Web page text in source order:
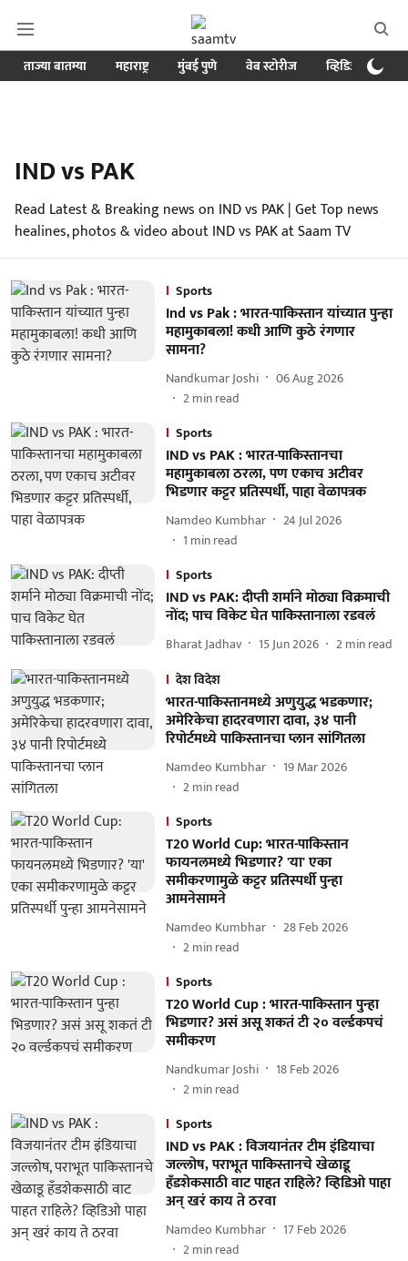
ताज्या बातम्या महाराष्ट्र मुंबई पुणे वेब स्टोरीज व्हिडिओ
IND vs PAK
Read Latest & Breaking news on IND vs PAK | Get Top news
healines, photos & video about IND vs PAK at Saam TV
Sports
Ind vs Pak : भारत-पाकिस्तान यांच्यात पुन्हा
महामुकाबला! कधी आणि कुठे रंगणार
सामना?
Nandkumar Joshi
06 Aug 2026
2min read
Sports
IND vs PAK : भारत-पाकिस्तानचा
महामुकाबला ठरला, पण एकाच अटीवर
भिडणार कट्टर प्रतिस्पर्धी, पाहा वेळापत्रक
Namdeo Kumbhar
24 Jul 2026
1 min read
Sports
IND vs PAK: दीप्ती शर्माने मोठ्या विक्रमाची
नोंद; पाच विकेट घेत पाकिस्तानाला रडवलं
Bharat Jadhav 15 Jun 2026 2min read
देश विदेश
भारत-पाकिस्तानमध्ये अणुयुद्ध भडकणार;
अमेरिकेचा हादरवणारा दावा, ३४ पानी
रिपोर्टमध्ये पाकिस्तानचा प्लान सांगितला
Namdeo Kumbhar
19 Mar 2026
2min read
Sports
T20 World Cup: भारत-पाकिस्तान
फायनलमध्ये भिडणार? 'या' एका
समीकरणामुळे कट्टर प्रतिस्पर्धी पुन्हा
आमनेसामने
Namdeo Kumbhar
28 Feb 2026
2min read
Sports
T20 World Cup : भारत-पाकिस्तान पुन्हा
भिडणार? असं असू शकतं टी २० वर्ल्डकपचं
समीकरण
Nandkumar Joshi
18 Feb 2026
2min read
Sports
IND vs PAK : विजयानंतर टीम इंडियाचा
जल्लोष, पराभूत पाकिस्तानचे खेळाडू
हँडशेकसाठी वाट पाहत राहिले? व्हिडिओ पाहा
अन् खरं काय ते ठरवा
Namdeo Kumbhar
17 Feb 2026
2min read